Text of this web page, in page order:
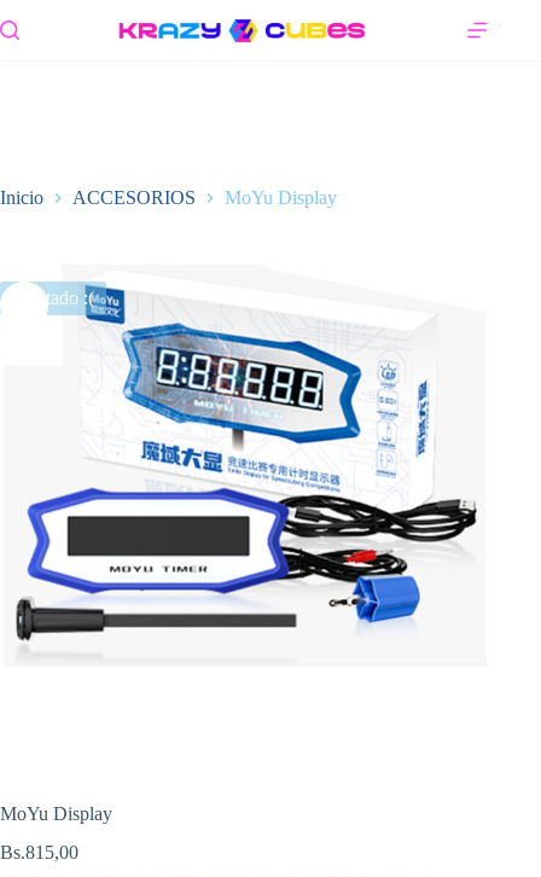
al
Inicio ACCESORIOS MoYu Display
Agotado :(
MoYu Display
Bs.815,00